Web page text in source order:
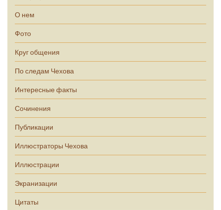
О нем
Фото
Круг общения
По следам Чехова
Интересные факты
Сочинения
Публикации
Иллюстраторы Чехова
Иллюстрации
Экранизации
Цитаты